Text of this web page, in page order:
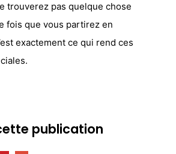
trouverez pas quelque chose
fois que vous partirez en
exactement ce qui rend ces
publication